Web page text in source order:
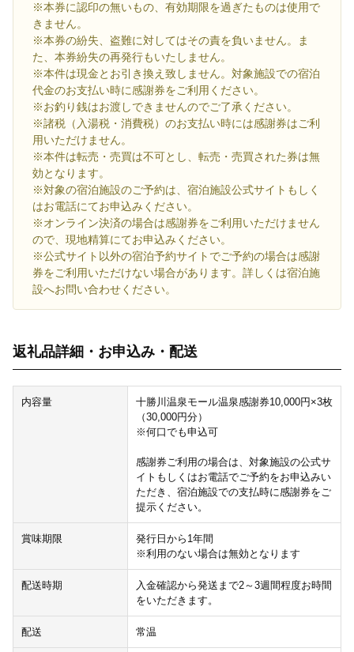
※本券に認印の無いもの、有効期限を過ぎたものは使用で
きません。
※本券の紛失、盗難に対してはその責を負いません。ま
た、本券紛失の再発行もいたしません。
※本件は現金とお引き換え致しません。対象施設での宿泊
代金のお支払い時に感謝券をご利用ください。
※お釣り銭はお渡しできませんのでご了承ください。
※諸税（入湯税・消費税）のお支払い時には感謝券はご利
用いただけません。
※本件は転売・売買は不可とし、転売・売買された券は無
効となります。
※対象の宿泊施設のご予約は、宿泊施設公式サイトもしく
はお電話にてお申込みください。
※オンライン決済の場合は感謝券をご利用いただけません
ので、現地精算にてお申込みください。
※公式サイト以外の宿泊予約サイトでご予約の場合は感謝
券をご利用いただけない場合があります。詳しくは宿泊施
設へお問い合わせください。
返礼品詳細・お申込み・配送
内容量
十勝川温泉モール温泉感謝券10,000円×3枚
（30,000円分）
※何口でも申込可
感謝券ご利用の場合は、対象施設の公式サ
イトもしくはお電話でご予約をお申込みい
ただき、宿泊施設での支払時に感謝券をご
提示ください。
賞味期限
発行日から1年間
※利用のない場合は無効となります
配送時期
入金確認から発送まで2～3週間程度お時間
をいただきます。
配送 常温